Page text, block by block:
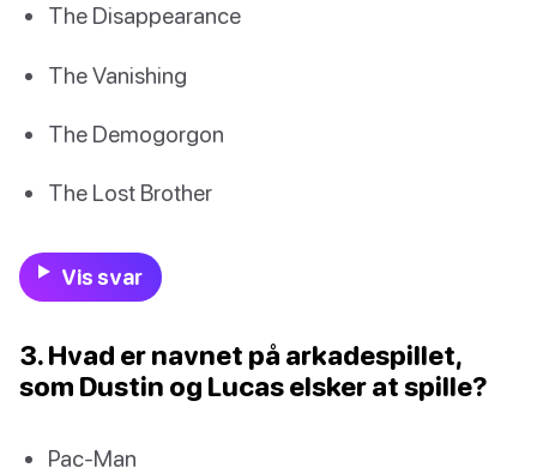
The Disappearance
The Vanishing
The Demogorgon
The Lost Brother
Vis svar
3. Hvad er navnet på arkadespillet,
som Dustin og Lucas elsker at spille?
Pac-Man